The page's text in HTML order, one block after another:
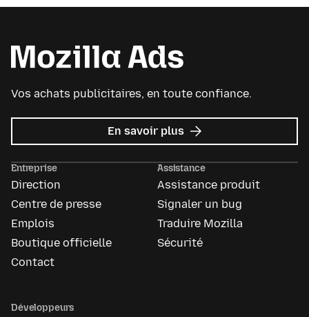
Vos achats publicitaires, en toute confiance.
En savoir plus sur
Mozilla
Entreprise
Direction
Centre de presse
Emplois
Boutique officielle
Contact
Assistance
Assistance produit
Signaler un bug
Traduire Mozilla
Sécurité
Développeurs